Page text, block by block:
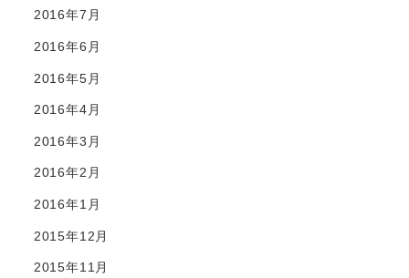
2016年7月
2016年6月
2016年5月
2016年4月
2016年3月
2016年2月
2016年1月
2015年12月
2015年11月